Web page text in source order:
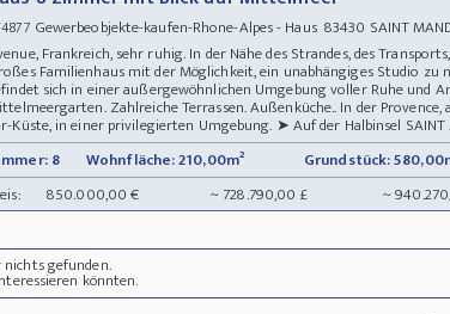
Gewerbeobjekte-kaufen-Rhone-Alpes - Haus 83430 SAINT
Frankreich, sehr ruhig. In der Nähe des Strandes, des
Familienhaus mit der Möglichkeit, ein unabhängiges Studio zu
sich in einer außergewöhnlichen Umgebung voller Ruhe und
Zahlreiche Terrassen. Außenküche.. In der Provence,
Küste, in einer privilegierten Umgebung. ➤ Auf der Halbinsel SAINT
8
Wohnfläche: 210,00m² Grundstück:
850.000,00 € ~ 728.790,00 £ ~
gefunden.
könnten.